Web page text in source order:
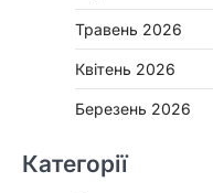
Травень 2026
Квітень 2026
Березень 2026
Категорії